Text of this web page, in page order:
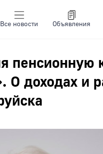
Все новости Объявления
пенсионную
О доходах и